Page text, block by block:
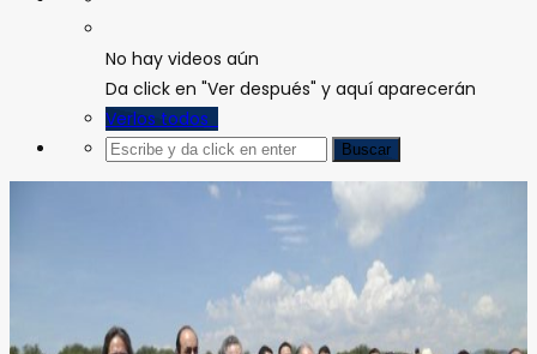
No hay videos aún
Da click en "Ver después" y aquí aparecerán
Verlos todos